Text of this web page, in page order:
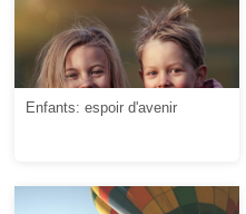
Enfants: espoir d'avenir